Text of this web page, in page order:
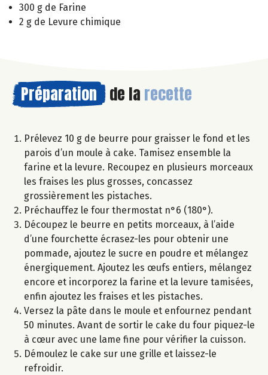
300 g de Farine
2 g de Levure chimique
Préparation de la recette
Prélevez 10 g de beurre pour graisser le fond et les
parois d’un moule à cake. Tamisez ensemble la
farine et la levure. Recoupez en plusieurs morceaux
les fraises les plus grosses, concassez
grossièrement les pistaches.
Préchauffez le four thermostat n°6 (180°).
Découpez le beurre en petits morceaux, à l’aide
d’une fourchette écrasez-les pour obtenir une
pommade, ajoutez le sucre en poudre et mélangez
énergiquement. Ajoutez les œufs entiers, mélangez
encore et incorporez la farine et la levure tamisées,
enfin ajoutez les fraises et les pistaches.
Versez la pâte dans le moule et enfournez pendant
50 minutes. Avant de sortir le cake du four piquez-le
à cœur avec une lame fine pour vérifier la cuisson.
Démoulez le cake sur une grille et laissez-le
refroidir.